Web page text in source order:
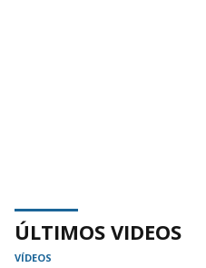
ÚLTIMOS VIDEOS
VÍDEOS